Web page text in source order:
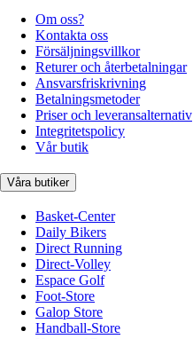
Om oss?
Kontakta oss
Försäljningsvillkor
Returer och återbetalningar
Ansvarsfriskrivning
Betalningsmetoder
Priser och leveransalternativ
Integritetspolicy
Vår butik
Våra butiker
Basket-Center
Daily Bikers
Direct Running
Direct-Volley
Espace Golf
Foot-Store
Galop Store
Handball-Store